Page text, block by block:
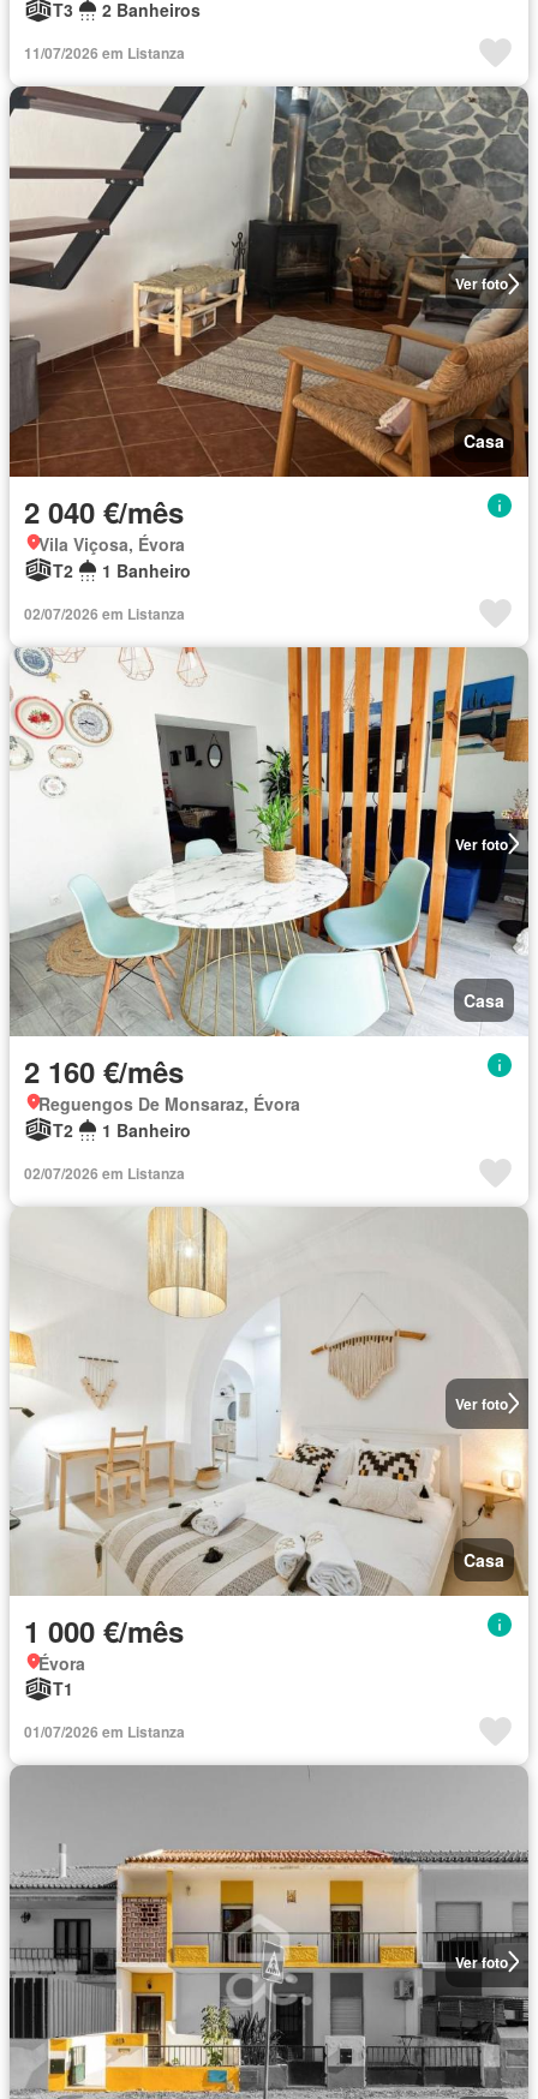
T3 2 Banheiros
11/07/2026 em Listanza
Ver foto
Casa
2 040 €/mês
Vila Viçosa, Évora
T2
1 Banheiro
02/07/2026 em Listanza
Ver foto
Casa
2 160 €/mês
Reguengos De Monsaraz, Évora
T2
1 Banheiro
02/07/2026 em Listanza
Ver foto
Casa
1 000 €/mês
Évora
T1
01/07/2026 em Listanza
Ver foto